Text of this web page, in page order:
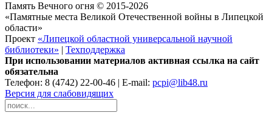
Память Вечного огня © 2015-2026
«Памятные места Великой Отечественной войны в Липецкой
области»
Проект «Липецкой областной универсальной научной
библиотеки»
Техподдержка
При использовании материалов активная ссылка на сайт
обязательна
Телефон: 8 (4742) 22-00-46 | E-mail: pcpi@lib48.ru
Версия для слабовидящих